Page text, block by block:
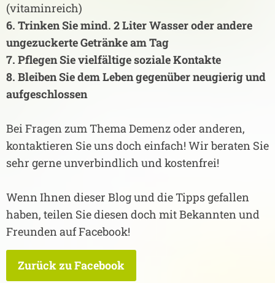
(vitaminreich)
6. Trinken Sie mind. 2 Liter Wasser oder andere
ungezuckerte Getränke am Tag
7. Pflegen Sie vielfältige soziale Kontakte
8. Bleiben Sie dem Leben gegenüber neugierig und
aufgeschlossen
Bei Fragen zum Thema Demenz oder anderen,
kontaktieren Sie uns doch einfach! Wir beraten Sie
sehr gerne unverbindlich und kostenfrei!
Wenn Ihnen dieser Blog und die Tipps gefallen
haben, teilen Sie diesen doch mit Bekannten und
Freunden auf Facebook!
Zurück zu Facebook